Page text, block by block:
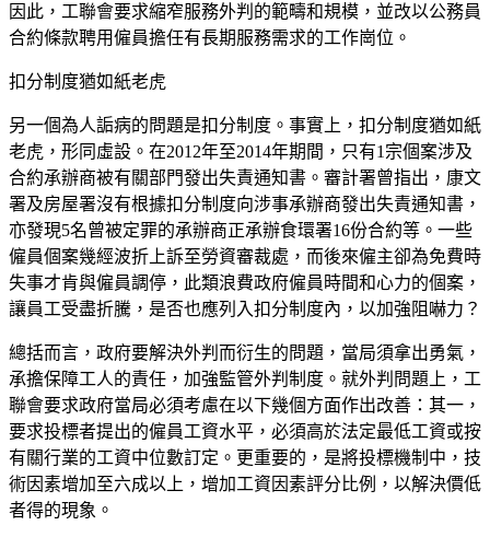
因此，工聯會要求縮窄服務外判的範疇和規模，並改以公務員
合約條款聘用僱員擔任有長期服務需求的工作崗位。
扣分制度猶如紙老虎
另一個為人詬病的問題是扣分制度。事實上，扣分制度猶如紙
老虎，形同虛設。在2012年至2014年期間，只有1宗個案涉及
合約承辦商被有關部門發出失責通知書。審計署曾指出，康文
署及房屋署沒有根據扣分制度向涉事承辦商發出失責通知書，
亦發現5名曾被定罪的承辦商正承辦食環署16份合約等。一些
僱員個案幾經波折上訴至勞資審裁處，而後來僱主卻為免費時
失事才肯與僱員調停，此類浪費政府僱員時間和心力的個案，
讓員工受盡折騰，是否也應列入扣分制度內，以加強阻嚇力？
總括而言，政府要解決外判而衍生的問題，當局須拿出勇氣，
承擔保障工人的責任，加強監管外判制度。就外判問題上，工
聯會要求政府當局必須考慮在以下幾個方面作出改善：其一，
要求投標者提出的僱員工資水平，必須高於法定最低工資或按
有關行業的工資中位數訂定。更重要的，是將投標機制中，技
術因素增加至六成以上，增加工資因素評分比例，以解決價低
者得的現象。